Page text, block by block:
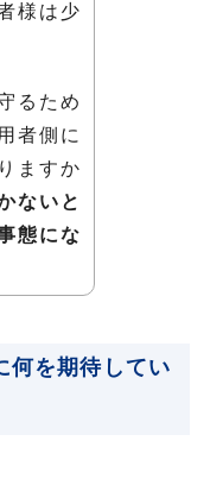
様は少
るため
者側に
ますか
ないと
態にな
何を期待してい